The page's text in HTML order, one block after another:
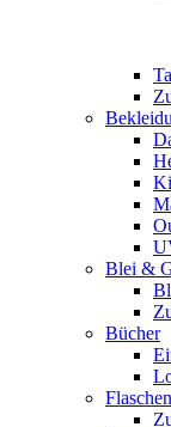
Blei &
Bücher